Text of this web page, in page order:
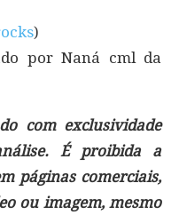
)
por Naná cml da
com exclusividade
É proibida a
páginas comerciais,
ou imagem, mesmo